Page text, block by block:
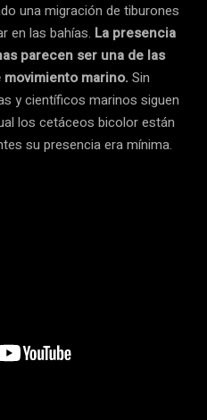
una migración de tiburones
en las bahías. La presencia
parecen ser una de las
marino. Sin
y científicos marinos siguen
los cetáceos bicolor están
su presencia era mínima.